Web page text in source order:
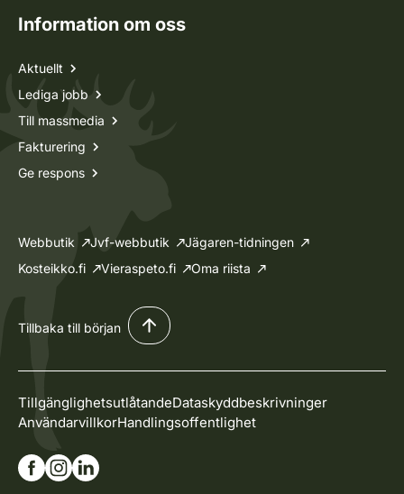
Information om oss
Aktuellt
Lediga jobb
Till massmedia
Fakturering
Ge respons
Webbutik Jvf-webbutik
Jägaren-tidningen
Kosteikko.fi
Vieraspeto.fi Oma riista
Tillbaka till början
TillgänglighetsutlåtandeDataskyddbeskrivninger
AnvändarvillkorHandlingsoffentlighet